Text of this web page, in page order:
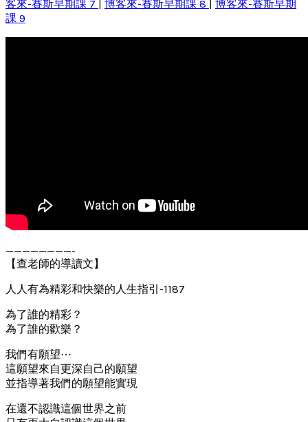
客來-賽斯早期課 7
博客來-賽斯早期課 8
博客來-賽斯早期
課 9
————————-
【查老師的導讀文】
人人有為精彩和快樂的人生指引-1187
為了誰的精彩？
為了誰的歡樂？
我們有願望⋯
這願望來自更深自己的願望
並指導著我們的願望能實現
在還不認識這個世界之前